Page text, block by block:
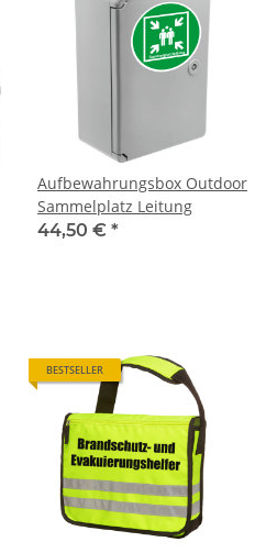
Aufbewahrungsbox Outdoor
Sammelplatz Leitung
44,50 € *
BESTSELLER